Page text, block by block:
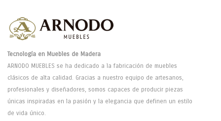
Tecnología en Muebles de Madera
ARNODO MUEBLES se ha dedicado a la fabricación de muebles
clásicos de alta calidad. Gracias a nuestro equipo de artesanos,
profesionales y diseñadores, somos capaces de producir piezas
únicas inspiradas en la pasión y la elegancia que definen un estilo
de vida único.